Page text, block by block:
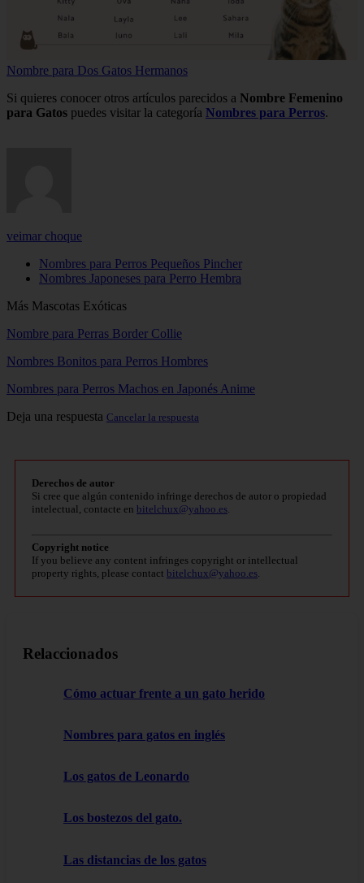
Nombre para Dos Gatos Hermanos
Si quieres conocer otros artículos parecidos a Nombre Femenino
para Gatos puedes visitar la categoría Nombres para Perros.
veimar choque
Nombres para Perros Pequeños Pincher
Nombres Japoneses para Perro Hembra
Más Mascotas Exóticas
Nombre para Perras Border Collie
Nombres Bonitos para Perros Hombres
Nombres para Perros Machos en Japonés Anime
Deja una respuesta Cancelar la respuesta
Derechos de autor
Si cree que algún contenido infringe derechos de autor o propiedad
intelectual, contacte en bitelchux@yahoo.es.
Copyright notice
If you believe any content infringes copyright or intellectual
property rights, please contact bitelchux@yahoo.es.
Relaccionados
Cómo actuar frente a un gato herido
Nombres para gatos en inglés
Los gatos de Leonardo
Los bostezos del gato.
Las distancias de los gatos